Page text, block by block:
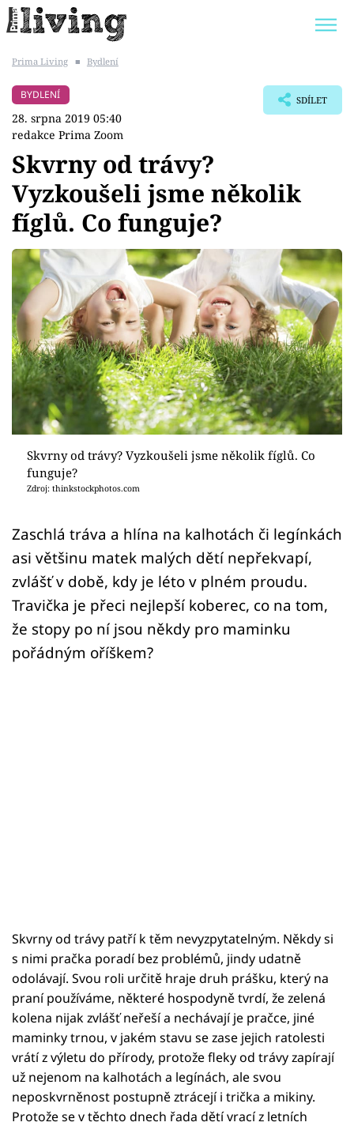
BYDLENÍ SLAVNÝCH
Témata
Bydlení
Zahrada
Design
Sledujte prima+
Přihlášení
Sledujte nás
Prima Living ■ Bydlení
BYDLENÍ
28. srpna 2019 05:40
redakce Prima Zoom
SDÍLET
Skvrny od trávy?
Vyzkoušeli jsme několik
fíglů. Co funguje?
Skvrny od trávy? Vyzkoušeli jsme několik fíglů. Co
funguje?
Zdroj: thinkstockphotos.com
Zaschlá tráva a hlína na kalhotách či legínkách
asi většinu matek malých dětí nepřekvapí,
zvlášť v době, kdy je léto v plném proudu.
Travička je přeci nejlepší koberec, co na tom,
že stopy po ní jsou někdy pro maminku
pořádným oříškem?
Skvrny od trávy patří k těm nevyzpytatelným. Někdy si
s nimi pračka poradí bez problémů, jindy udatně
odolávají. Svou roli určitě hraje druh prášku, který na
praní používáme, některé hospodyně tvrdí, že zelená
kolena nijak zvlášť neřeší a nechávají je pračce, jiné
maminky trnou, v jakém stavu se zase jejich ratolesti
vrátí z výletu do přírody, protože fleky od trávy zapírají
už nejenom na kalhotách a legínách, ale svou
neposkvrněnost postupně ztrácejí i trička a mikiny.
Protože se v těchto dnech řada dětí vrací z letních